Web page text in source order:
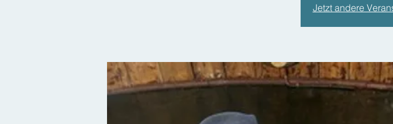
Jetzt andere